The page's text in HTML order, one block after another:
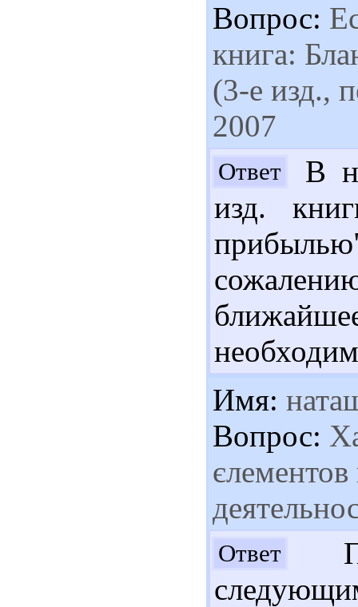
Вопрос:
книга:
(3-е изд.,
2007
Ответ
В
изд.
Имя:
Вопрос:
Ответ